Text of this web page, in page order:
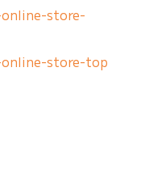
store-
store-top